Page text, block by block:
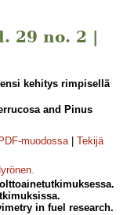
29 no. 2 |
kehitys rimpisellä
and Pinus
muodossa| Tekijä
.
in fuel research.